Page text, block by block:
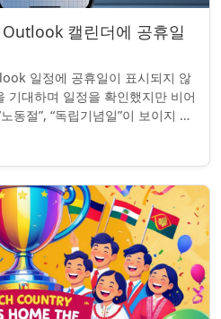
캘린더에 공휴일
일정에 공휴일이 표시되지 않
기대하며 일정을 확인했지만 비어
동절”, “독립기념일”이 보이지 않